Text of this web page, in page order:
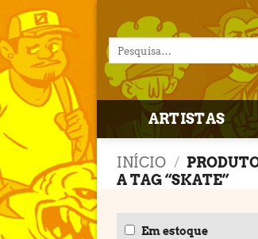
content
Pesquisar
por:
ARTISTAS
INÍCIO /
A TAG “SKATE”
Em estoque